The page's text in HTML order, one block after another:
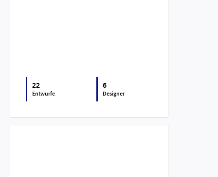
22
Entwürfe
6
Designer